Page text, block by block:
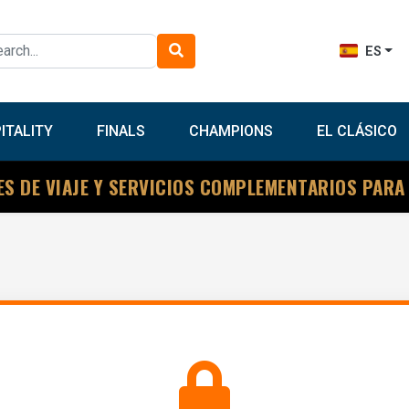
ES
FINALS CHAMPIONS EL CLÁSICO
DE VIAJE Y SERVICIOS COMPLEMENTARIOS